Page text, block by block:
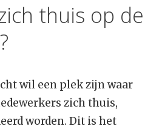
thuis op de
wil een plek zijn waar
zich thuis,
worden. Dit is het